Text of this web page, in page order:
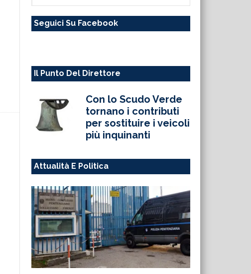
sito
Seguici Su Facebook
Il Punto Del Direttore
Con lo Scudo Verde
tornano i contributi
per sostituire i veicoli
più inquinanti
Attualità E Politica